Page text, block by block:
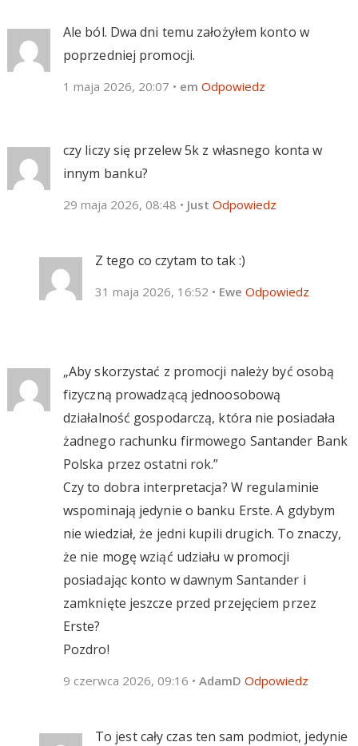
Ale ból. Dwa dni temu założyłem konto w
poprzedniej promocji.
1 maja 2026, 20:07 • em Odpowiedz
czy liczy się przelew 5k z własnego konta w
innym banku?
29 maja 2026, 08:48 • Just Odpowiedz
Z tego co czytam to tak :)
31 maja 2026, 16:52 • Ewe Odpowiedz
„Aby skorzystać z promocji należy być osobą
fizyczną prowadzącą jednoosobową
działalność gospodarczą, która nie posiadała
żadnego rachunku firmowego Santander Bank
Polska przez ostatni rok.”
Czy to dobra interpretacja? W regulaminie
wspominają jedynie o banku Erste. A gdybym
nie wiedział, że jedni kupili drugich. To znaczy,
że nie mogę wziąć udziału w promocji
posiadając konto w dawnym Santander i
zamknięte jeszcze przed przejęciem przez
Erste?
Pozdro!
9 czerwca 2026, 09:16 • AdamD Odpowiedz
To jest cały czas ten sam podmiot, jedynie